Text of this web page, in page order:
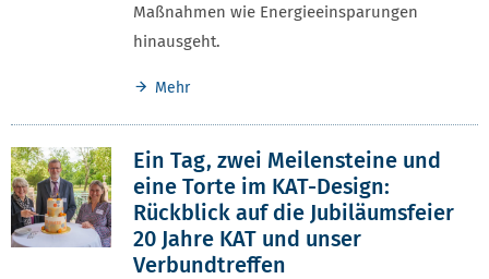
Maßnahmen wie Energieeinsparungen
hinausgeht.
Mehr
Ein Tag, zwei Meilensteine und
eine Torte im KAT-Design:
Rückblick auf die Jubiläumsfeier
20 Jahre KAT und unser
Verbundtreffen